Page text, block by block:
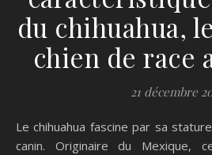
du chihuahua,
chien de race
21 décembre
Le chihuahua fascine par sa stature unique dans le monde
canin. Originaire du Mexique,